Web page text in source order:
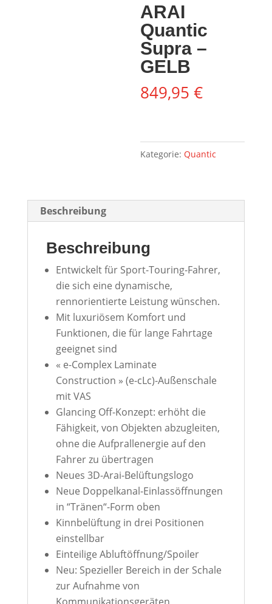
ARAI
Quantic
Supra –
GELB
849,95€
Kategorie:Quantic
Beschreibung
Beschreibung
Entwickelt für Sport-Touring-Fahrer,
die sich eine dynamische,
rennorientierte Leistung wünschen.
Mit luxuriösem Komfort und
Funktionen, die für lange Fahrtage
geeignet sind
« e-Complex Laminate
Construction » (e-cLc)-Außenschale
mit VAS
Glancing Off-Konzept: erhöht die
Fähigkeit, von Objekten abzugleiten,
ohne die Aufprallenergie auf den
Fahrer zu übertragen
Neues 3D-Arai-Belüftungslogo
Neue Doppelkanal-Einlassöffnungen
in “Tränen“-Form oben
Kinnbelüftung in drei Positionen
einstellbar
Einteilige Abluftöffnung/Spoiler
Neu: Spezieller Bereich in der Schale
zur Aufnahme von